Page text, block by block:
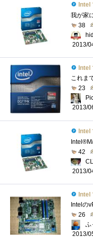
Intel マ
38
2013/
Intel マ
23
2013/
Intel マ
42
2013/
Intel マ
26
ふ
2013/